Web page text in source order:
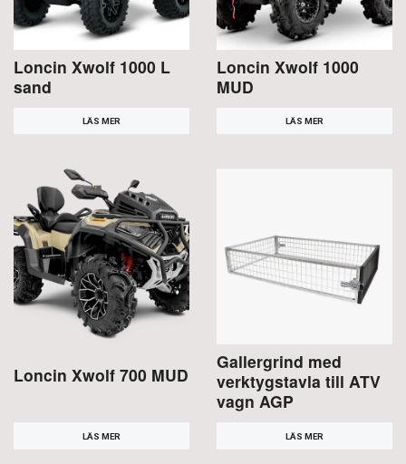
Loncin Xwolf 1000 L
sand
LÄS MER
Loncin Xwolf 1000
MUD
LÄS MER
Loncin Xwolf 700 MUD
LÄS MER
Gallergrind med
verktygstavla till ATV
vagn AGP
LÄS MER